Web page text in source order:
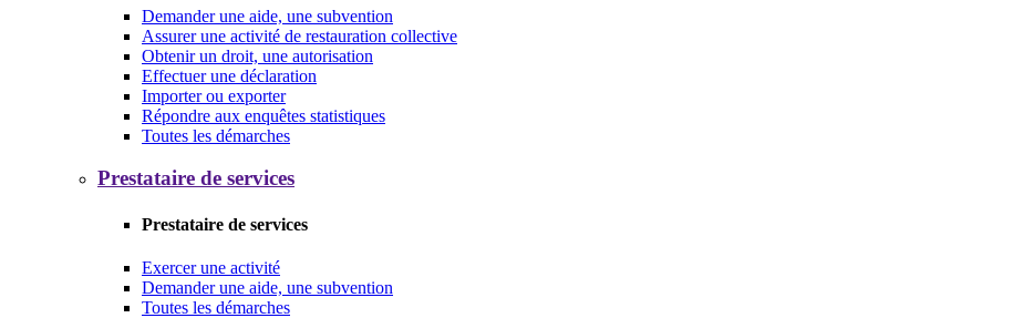
Demander une aide, une subvention
Assurer une activité de restauration collective
Obtenir un droit, une autorisation
Effectuer une déclaration
Importer ou exporter
Répondre aux enquêtes statistiques
Toutes les démarches
Prestataire de services
Prestataire de services
Exercer une activité
Demander une aide, une subvention
Toutes les démarches